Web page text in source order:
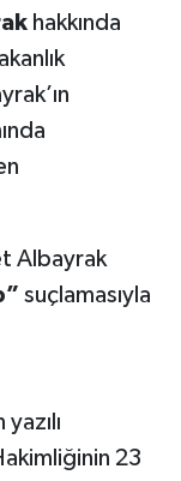
hakkında
Albayrak
suçlamasıyla
23